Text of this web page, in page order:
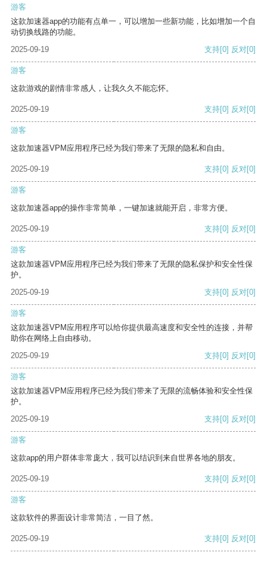
游客
这款加速器app的功能有点单一，可以增加一些新功能，比如增加一个自
动切换线路的功能。
2025-09-19
支持[0] 反对[0]
游客
这款游戏的剧情非常感人，让我久久不能忘怀。
2025-09-19 支持[0] 反对[0]
游客
这款加速器VPM应用程序已经为我们带来了无限的隐私和自由。
2025-09-19 支持[0] 反对[0]
游客
这款加速器app的操作非常简单，一键加速就能开启，非常方便。
2025-09-19 支持[0] 反对[0]
游客
这款加速器VPM应用程序已经为我们带来了无限的隐私保护和安全性保
护。
2025-09-19
支持[0] 反对[0]
游客
这款加速器VPM应用程序可以给你提供最高速度和安全性的连接，并帮
助你在网络上自由移动。
2025-09-19
支持[0] 反对[0]
游客
这款加速器VPM应用程序已经为我们带来了无限的流畅体验和安全性保
护。
2025-09-19
支持[0] 反对[0]
游客
这款app的用户群体非常庞大，我可以结识到来自世界各地的朋友。
2025-09-19 支持[0] 反对[0]
游客
这款软件的界面设计非常简洁，一目了然。
2025-09-19 支持[0] 反对[0]